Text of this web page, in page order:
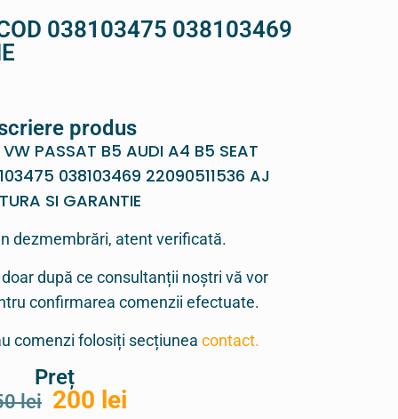
038103475 038103469
produs
PASSAT B5 AUDI A4 B5 SEAT
038103469 22090511536 AJ
SI GARANTIE
dezmembrări, atent verificată.
după ce consultanții noștri vă vor
confirmarea comenzii efectuate.
comenzi folosiți secțiunea contact.
Preț
lei 200 lei